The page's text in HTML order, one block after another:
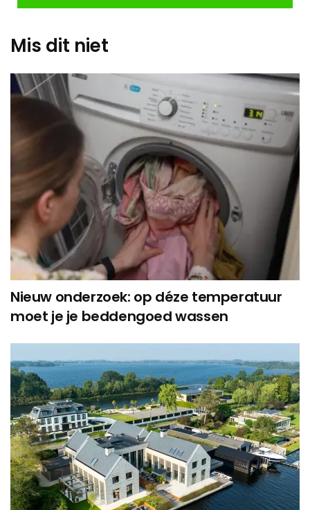
Mis dit niet
Nieuw onderzoek: op déze temperatuur
moet je je beddengoed wassen